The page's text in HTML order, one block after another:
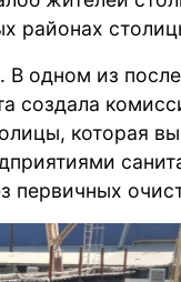
районах
В одном из
создала
которая
первичных